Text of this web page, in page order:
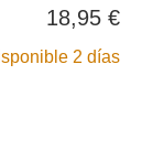
18,95 €
2 días